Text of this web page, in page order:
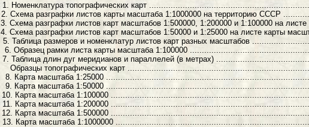
1. Номенклатура топографических карт
2. Схема разграфки листов карты масштаба 1:1000000 на территорию СССР
3. Схема разграфки листов карт масштабов 1:500000, 1:200000 и 1:100000 на
4. Схема разграфки листов карт масштабов 1:50000 и 1:25000 на листе карты
5. Таблица размеров и номенклатур листов карт разных масштабов
6. Образец рамки листа карты масштаба 1:100000
7. Таблица длин дуг меридианов и параллелей (в метрах)
Образцы топографических карт
8. Карта масштаба 1:25000
9. Карта масштаба 1:50000
10. Карта масштаба 1:100000
11. Карта масштаба 1:200000
12. Карта масштаба 1:500000
13. Карта масштаба 1:1000000